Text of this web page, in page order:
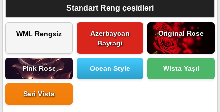
Standart Rəng çeşidləri
WML Rengsiz
Azerbaycan
Bayragi
Original Rose
Pink Rose Ocean Style Wista Yaşıl
Sari Vista